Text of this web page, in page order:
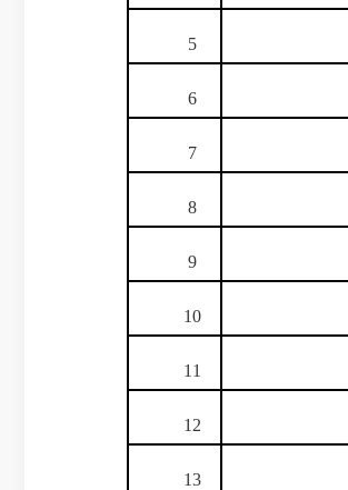
5
6
7
8
9
10
11
12
13